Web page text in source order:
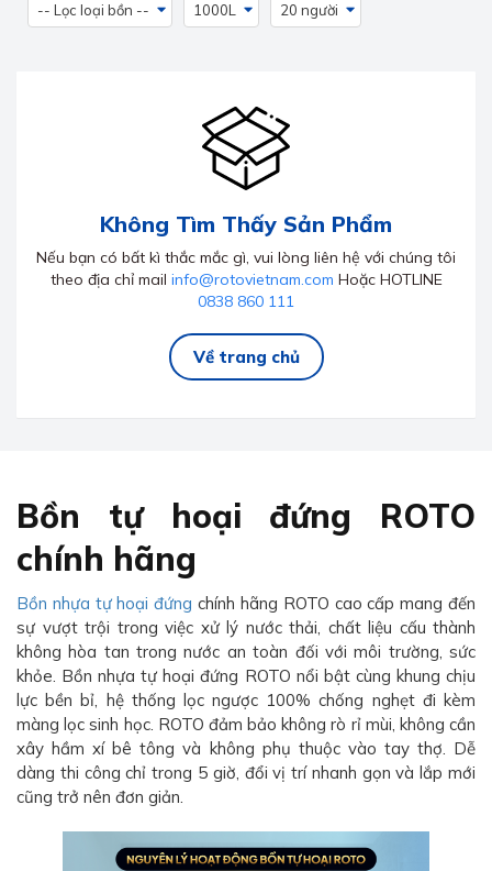
-- Lọc loại bồn -- 1000L 20 người
Không Tìm Thấy Sản Phẩm
Nếu bạn có bất kì thắc mắc gì, vui lòng liên hệ với chúng tôi
theo địa chỉ mail info@rotovietnam.com Hoặc HOTLINE
0838 860 111
Về trang chủ
Bồn tự hoại đứng ROTO
chính hãng
Bồn nhựa tự hoại đứng chính hãng ROTO cao cấp mang đến
sự vượt trội trong việc xử lý nước thải, chất liệu cấu thành
không hòa tan trong nước an toàn đối với môi trường, sức
khỏe. Bồn nhựa tự hoại đứng ROTO nổi bật cùng khung chịu
lực bền bỉ, hệ thống lọc ngược 100% chống nghẹt đi kèm
màng lọc sinh học. ROTO đảm bảo không rò rỉ mùi, không cần
xây hầm xí bê tông và không phụ thuộc vào tay thợ. Dễ
dàng thi công chỉ trong 5 giờ, đổi vị trí nhanh gọn và lắp mới
cũng trở nên đơn giản.